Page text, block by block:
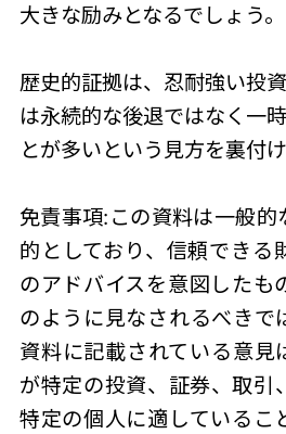
大きな励みとなるでしょう。
歴史的証拠は、忍耐強い投
は永続的な後退ではなく一
とが多いという見方を裏付け
免責事項:この資料は一般的
的としており、信頼できる
のアドバイスを意図したも
のように見なされるべきで
資料に記載されている意見
が特定の投資、証券、取引
特定の個人に適しているこ